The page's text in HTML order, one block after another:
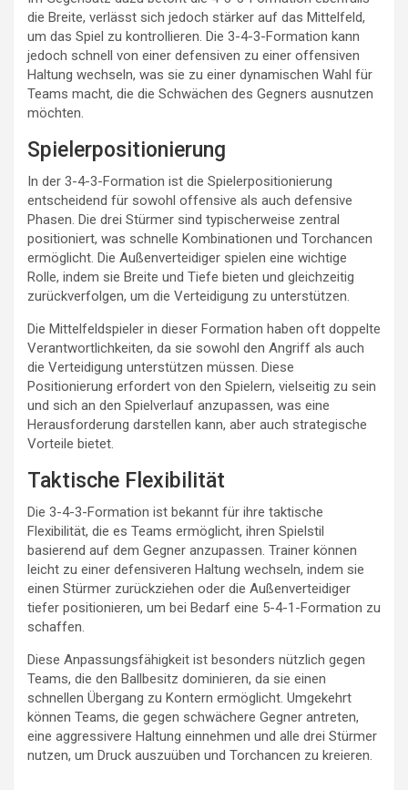
die Breite, verlässt sich jedoch stärker auf das Mittelfeld,
um das Spiel zu kontrollieren. Die 3-4-3-Formation kann
jedoch schnell von einer defensiven zu einer offensiven
Haltung wechseln, was sie zu einer dynamischen Wahl für
Teams macht, die die Schwächen des Gegners ausnutzen
möchten.
Spielerpositionierung
In der 3-4-3-Formation ist die Spielerpositionierung
entscheidend für sowohl offensive als auch defensive
Phasen. Die drei Stürmer sind typischerweise zentral
positioniert, was schnelle Kombinationen und Torchancen
ermöglicht. Die Außenverteidiger spielen eine wichtige
Rolle, indem sie Breite und Tiefe bieten und gleichzeitig
zurückverfolgen, um die Verteidigung zu unterstützen.
Die Mittelfeldspieler in dieser Formation haben oft doppelte
Verantwortlichkeiten, da sie sowohl den Angriff als auch
die Verteidigung unterstützen müssen. Diese
Positionierung erfordert von den Spielern, vielseitig zu sein
und sich an den Spielverlauf anzupassen, was eine
Herausforderung darstellen kann, aber auch strategische
Vorteile bietet.
Taktische Flexibilität
Die 3-4-3-Formation ist bekannt für ihre taktische
Flexibilität, die es Teams ermöglicht, ihren Spielstil
basierend auf dem Gegner anzupassen. Trainer können
leicht zu einer defensiveren Haltung wechseln, indem sie
einen Stürmer zurückziehen oder die Außenverteidiger
tiefer positionieren, um bei Bedarf eine 5-4-1-Formation zu
schaffen.
Diese Anpassungsfähigkeit ist besonders nützlich gegen
Teams, die den Ballbesitz dominieren, da sie einen
schnellen Übergang zu Kontern ermöglicht. Umgekehrt
können Teams, die gegen schwächere Gegner antreten,
eine aggressivere Haltung einnehmen und alle drei Stürmer
nutzen, um Druck auszuüben und Torchancen zu kreieren.